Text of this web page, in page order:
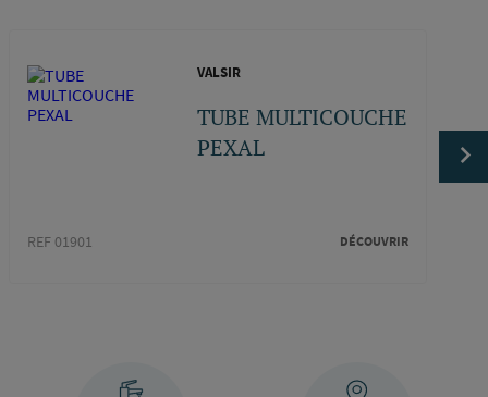
VALSIR
TUBE MULTICOUCHE
PEXAL
REF 01901 DÉCOUVRIR